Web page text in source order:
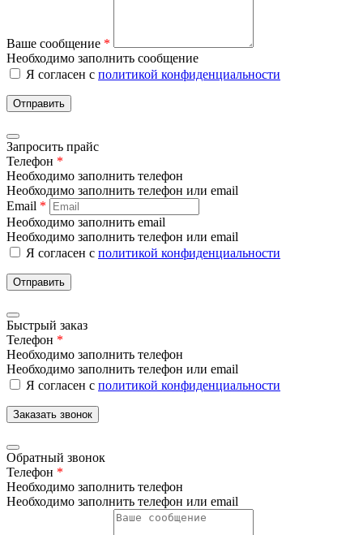
Ваше сообщение *
Необходимо заполнить сообщение
Я согласен с политикой конфиденциальности
Отправить
Запросить прайс
Телефон *
Необходимо заполнить телефон
Необходимо заполнить телефон или email
Email *
Необходимо заполнить email
Необходимо заполнить телефон или email
Я согласен с политикой конфиденциальности
Отправить
Быстрый заказ
Телефон *
Необходимо заполнить телефон
Необходимо заполнить телефон или email
Я согласен с политикой конфиденциальности
Заказать звонок
Обратный звонок
Телефон *
Необходимо заполнить телефон
Необходимо заполнить телефон или email